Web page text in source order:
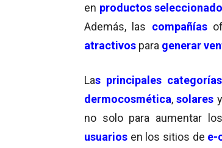
en productos
Además, las compañías
atractivos para generar
Las principales categorías
dermocosmética,solares y
no solo para aumentar los
usuarios en los sitios de e-